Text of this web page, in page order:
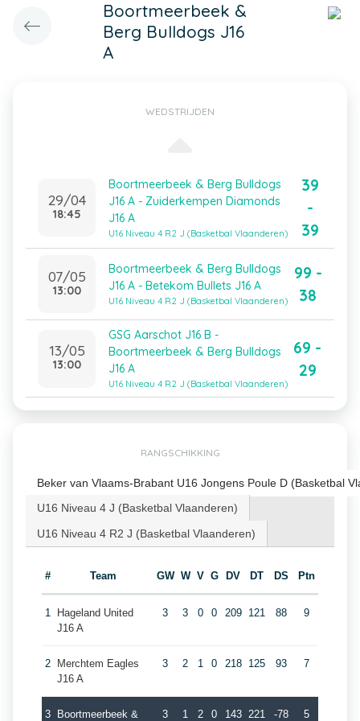
Boortmeerbeek &
Berg Bulldogs J16
A
WEDSTRIJDEN
29/04
18:45
Boortmeerbeek & Berg Bulldogs
J16 A - Zuiderkempen Diamonds
J16 A
U16 Niveau 4 R2 J (Basketbal Vlaanderen)
39
-
39
07/05
13:00
Boortmeerbeek & Berg Bulldogs
J16 A - Betekom Bullets J16 A
U16 Niveau 4 R2 J (Basketbal Vlaanderen)
99 -
38
13/05
13:00
GSG Aarschot J16 B -
Boortmeerbeek & Berg Bulldogs
J16 A
U16 Niveau 4 R2 J (Basketbal Vlaanderen)
69 -
29
RANGSCHIKKING
Beker van Vlaams-Brabant U16 Jongens Poule D (Basketbal
U16 Niveau 4 J (Basketbal Vlaanderen)
U16 Niveau 4 R2 J (Basketbal Vlaanderen)
# Team GW W V G DV DT DS Ptn
1
Hageland United
J16 A
3 3 0 0 209 121 88 9
2
Merchtem Eagles
J16 A
3 2 1 0 218 125 93 7
3 Boortmeerbeek & 3 1 2 0 143 221 -78 5